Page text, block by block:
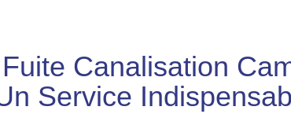
Canalisation
Service